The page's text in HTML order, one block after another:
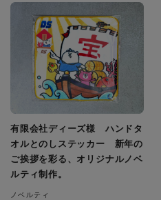
有限会社ディーズ様 ハンドタ
オルとのしステッカー 新年の
ご挨拶を彩る、オリジナルノベ
ルティ制作。
ノベルティ